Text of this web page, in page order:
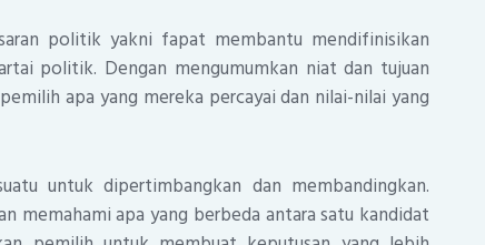
politik yakni fapat membantu mendifinisikan
politik. Dengan mengumumkan niat dan tujuan
apa yang mereka percayai dan nilai-nilai yang
untuk dipertimbangkan dan membandingkan.
memahami apa yang berbeda antara satu kandidat